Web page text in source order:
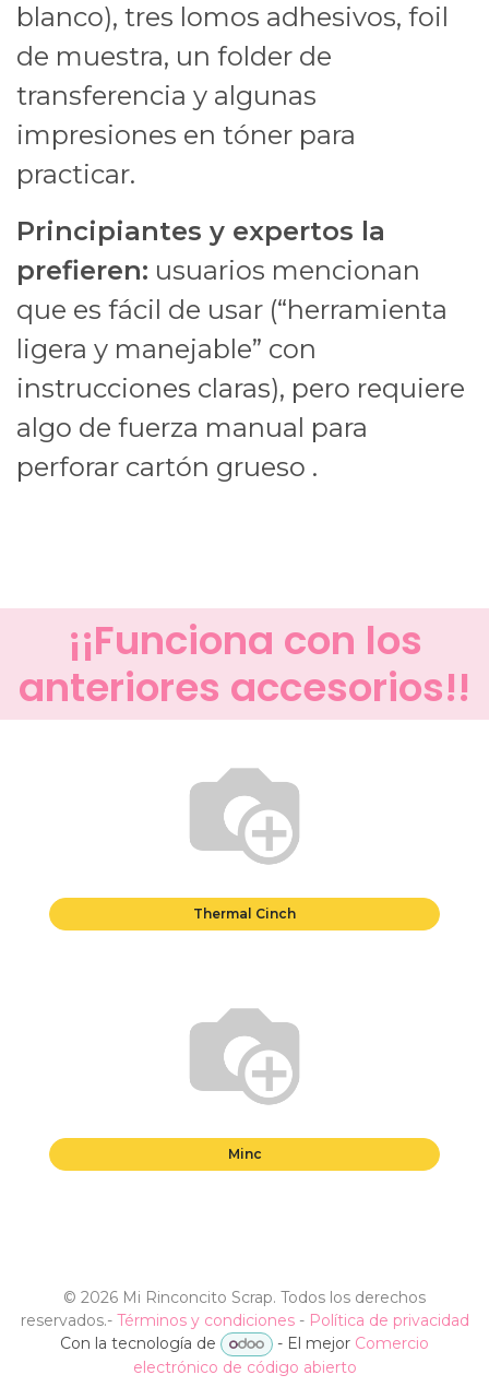
blanco), tres lomos adhesivos, foil
de muestra, un folder de
transferencia y algunas
impresiones en tóner para
practicar.
Principiantes y expertos la
prefieren: usuarios mencionan
que es fácil de usar (“herramienta
ligera y manejable” con
instrucciones claras), pero requiere
algo de fuerza manual para
perforar cartón grueso .
¡¡Funciona con los
anteriores accesorios!!
Thermal Cinch
Minc
© 2026 Mi Rinconcito Scrap. Todos los derechos
reservados.- Términos y condiciones- Política de privacidad
Con la tecnología de
- El mejor Comercio
electrónico de código abierto